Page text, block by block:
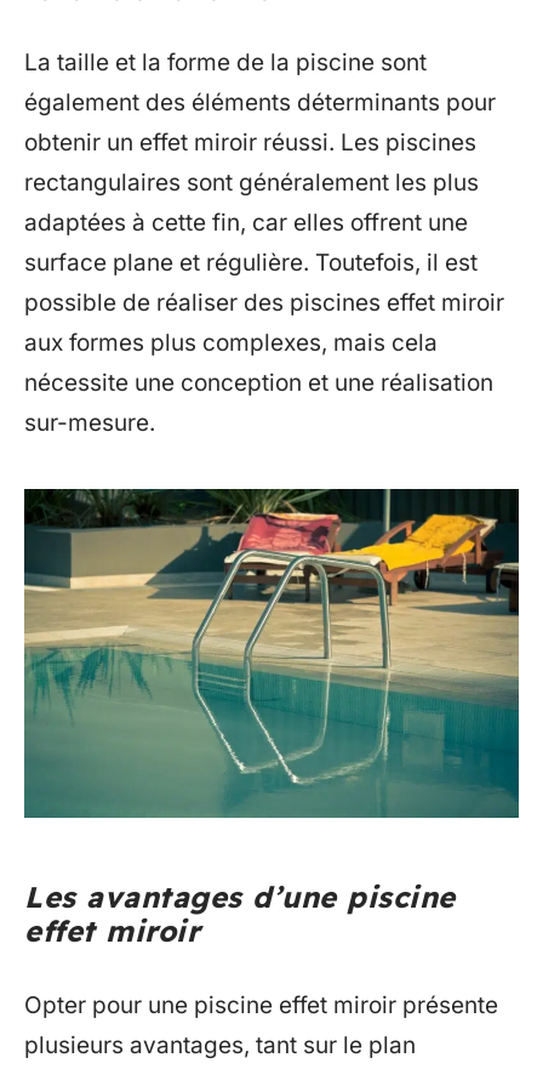
La taille et la forme de la piscine sont
également des éléments déterminants pour
obtenir un effet miroir réussi. Les piscines
rectangulaires sont généralement les plus
adaptées à cette fin, car elles offrent une
surface plane et régulière. Toutefois, il est
possible de réaliser des piscines effet miroir
aux formes plus complexes, mais cela
nécessite une conception et une réalisation
sur-mesure.
Les avantages d’une piscine
effet miroir
Opter pour une piscine effet miroir présente
plusieurs avantages, tant sur le plan